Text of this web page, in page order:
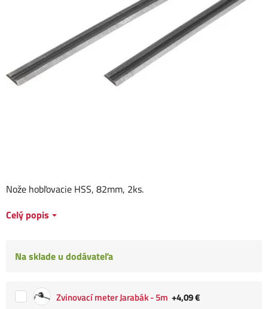
Nože hobľovacie HSS, 82mm, 2ks.
Celý popis
Na sklade u dodávateľa
Zvinovací meter Jarabák - 5m +4,09 €